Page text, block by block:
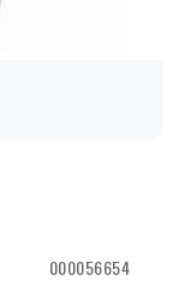
000056654